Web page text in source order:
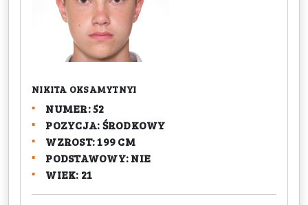
NIKITA OKSAMYTNYI
NUMER: 52
POZYCJA: ŚRODKOWY
WZROST: 199 CM
PODSTAWOWY: NIE
WIEK: 21